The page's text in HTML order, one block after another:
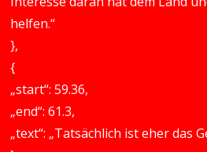
helfen.“
},
{
„start“: 59.36,
„end“: 61.3,
„text“: „Tatsächlich ist eher das